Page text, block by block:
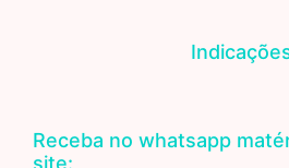
k
t
u
Receba no whatsapp